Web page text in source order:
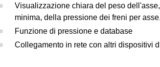
Visualizzazione chiara del peso
minima, della pressione dei freni per
Funzione di pressione e database
Collegamento in rete con altri dispositivi